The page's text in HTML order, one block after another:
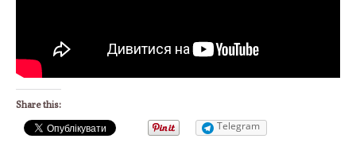
Share this:
Telegram